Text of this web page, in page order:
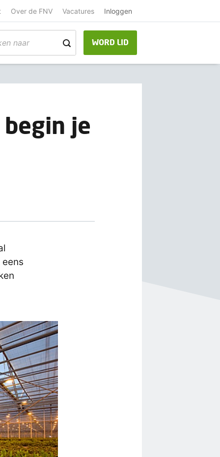
Over de FNV Vacatures Inloggen
WORD LID
je